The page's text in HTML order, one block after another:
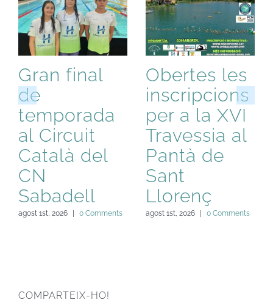
Gran final
de
temporada
al Circuit
Català del
CN
Sabadell
agost 1st, 2026 0 Comments
Obertes les
inscripcions
per a la XVI
Travessia al
Pantà de
Sant
Llorenç
agost 1st, 2026 0 Comments
COMPARTEIX-HO!